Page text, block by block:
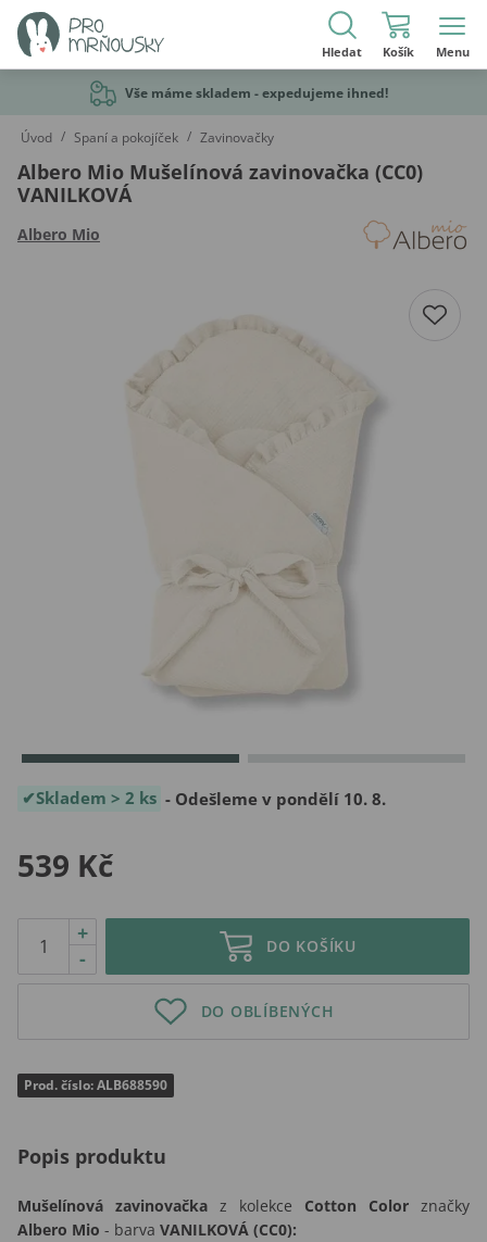
Hledat Košík Menu
Vše máme skladem - expedujeme ihned!
Úvod / Spaní a pokojíček / Zavinovačky
Albero Mio Mušelínová zavinovačka (CC0)
VANILKOVÁ
Albero Mio
Skladem > 2 ks - Odešleme v pondělí 10. 8.
539 Kč
-
+
DO KOŠÍKU
DO OBLÍBENÝCH
Prod. číslo: ALB688590
Popis produktu
Mušelínová zavinovačka z kolekce Cotton Color značky
Albero Mio - barva VANILKOVÁ (CC0):